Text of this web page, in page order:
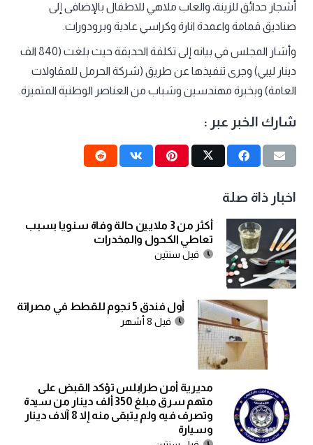
أشجار حدائق للزينة، والعاب ملاهي للاطفال بالإضافى إلى
صناديق قمامة واعمدة انارة وكراسي عادية وبرودورات.
وأشار المجلس في بيانه إلى تكلفة الحديقة حيث بلغت (840 الف
دينار ليبي) وجرى تنفيذها عن طريق (شركة الحرمل للمقاولات
العامة) وبخبرة مهندسين وشباب من العناصر الوطنية المتميزة.
شارك الخبر عبر :
اخبار ذاة صلة
أكثر من 3 ملايين حالة وفاة سنويا بسبب
تعاطي الكحول والمخدرات
قبل سنتين
أول فندق 5 نجوم للقطط في مصراتة
قبل 8 أشهر
مديرية أمن طرابلس تؤكد القبض على
متهم سرق مبلغ 350 ألف دينار من سيدة
وتصرف فيه ولم يتبقى منه إلا 8 آلاف دينار
وسيارة